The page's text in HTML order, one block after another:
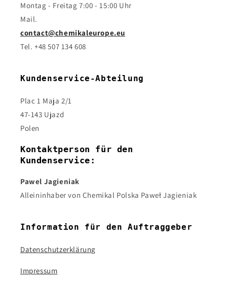
Montag - Freitag 7:00 - 15:00 Uhr
Mail.
contact@chemikaleurope.eu
Tel. +48 507 134 608
Kundenservice-Abteilung
Plac 1 Maja 2/1
47-143 Ujazd
Polen
Kontaktperson für den
Kundenservice:
Pawel Jagieniak
Alleininhaber von Chemikal Polska Paweł Jagieniak
Information für den Auftraggeber
Datenschutzerklärung
Impressum